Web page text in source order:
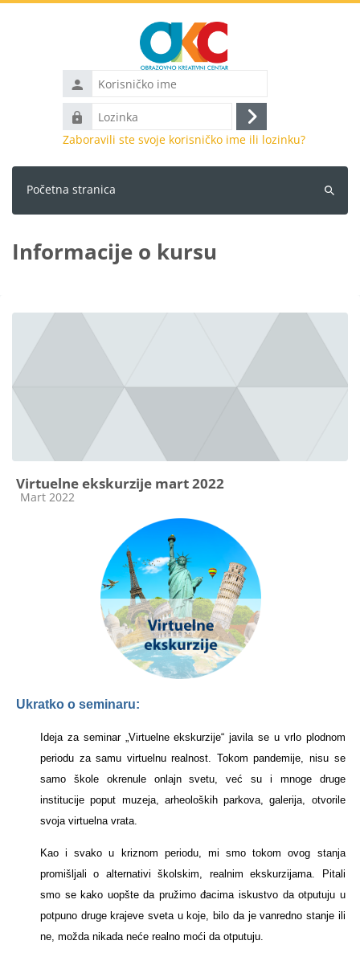
Korisničko
ime
Lozinka
Prijava
Zaboravili ste svoje korisničko ime ili lozinku?
Početna stranica
Pretraži
kurseve
Informacije o kursu
Virtuelne ekskurzije mart 2022
Kategorija kursa
Mart 2022
Ukratko o seminaru:
Ideja za seminar „Virtuelne ekskurzije“ javila se u vrlo plodnom
periodu za samu virtuelnu realnost. Tokom pandemije, nisu se
samo škole okrenule onlajn svetu, već su i mnoge druge
institucije poput muzeja, arheoloških parkova, galerija, otvorile
svoja virtuelna vrata.
Kao i svako u kriznom periodu, mi smo tokom ovog stanja
promišljali o alternativi školskim, realnim ekskurzijama. Pitali
smo se kako uopšte da pružimo đacima iskustvo da otputuju u
potpuno druge krajeve sveta u koje, bilo da je vanredno stanje ili
ne, možda nikada neće realno moći da otputuju.